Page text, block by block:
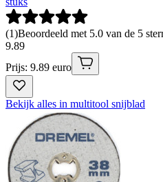
(1)Beoordeeld met 5.0 van de 5
9.89
Prijs: 9.89 euro
Bekijk alles in multitool snijblad